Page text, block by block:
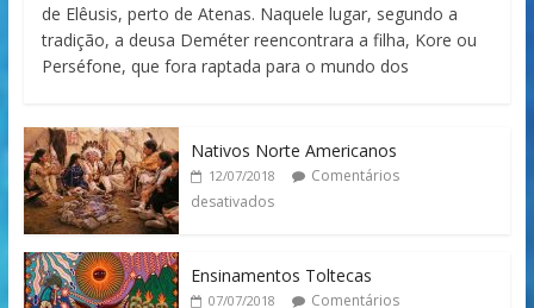
de Elêusis, perto de Atenas. Naquele lugar, segundo a
tradição, a deusa Deméter reencontrara a filha, Kore ou
Perséfone, que fora raptada para o mundo dos
Nativos Norte Americanos
12/07/2018
Comentários
desativados
Ensinamentos Toltecas
07/07/2018
Comentários